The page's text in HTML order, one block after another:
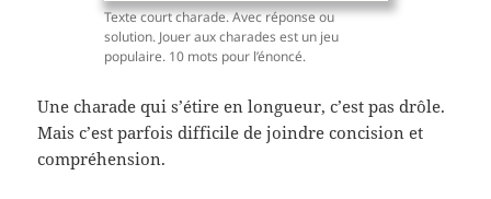
Texte court charade. Avec réponse ou
solution. Jouer aux charades est un jeu
populaire. 10 mots pour l’énoncé.
Une charade qui s’étire en longueur, c’est pas drôle.
Mais c’est parfois difficile de joindre concision et
compréhension.